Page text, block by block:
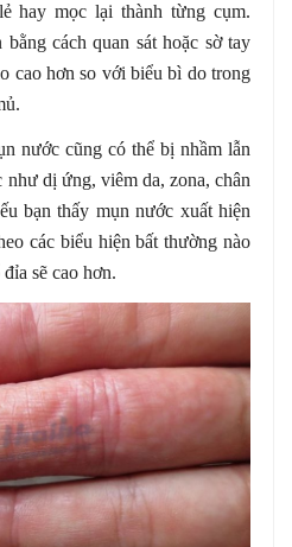
hay mọc lại thành từng cụm.
cách quan sát hoặc sờ tay
cao hơn so với biểu bì do trong
nước cũng có thể bị nhầm lẫn
như dị ứng, viêm da, zona, chân
bạn thấy mụn nước xuất hiện
các biểu hiện bất thường nào
sẽ cao hơn.